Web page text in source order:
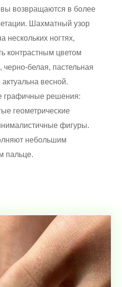
возвращаются в более
Шахматный узор
нескольких ногтях,
контрастным цветом
черно-белая, пастельная
весной.
графичные решения:
геометрические
фигуры.
небольшим
пальце.